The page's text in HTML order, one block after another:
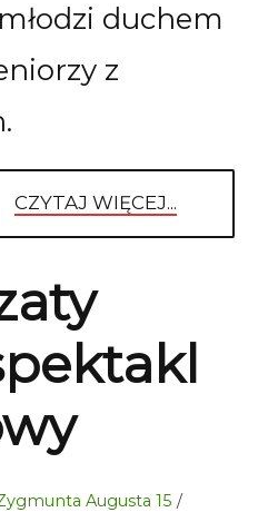
duchem
z
CZYTAJ WIĘCEJ...
Augusta 15